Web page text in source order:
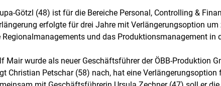
Götzl (48) ist für die Bereiche Personal, Controlling &
erfolgte für drei Jahre mit Verlängerungsoption
Regionalmanagements und das Produktionsmanagement in
Mair wurde als neuer Geschäftsführer der ÖBB-Produktion
Christian Petschar (58) nach, hat eine